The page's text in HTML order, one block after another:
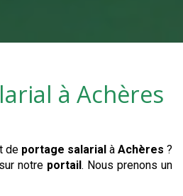
à Achères
de portage salarial à Achères ?
sur notre portail . Nous prenons un